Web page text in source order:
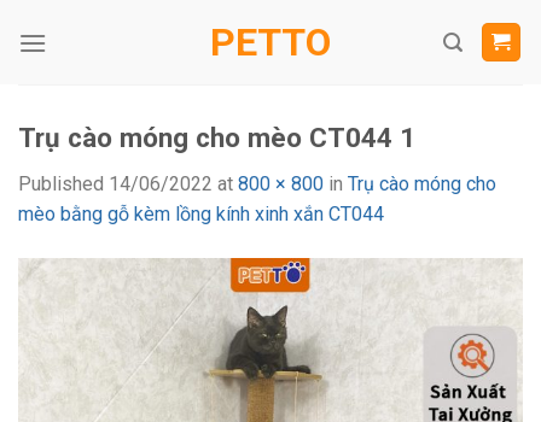
PETTO
Trụ cào móng cho mèo CT044 1
Published 14/06/2022 at 800 × 800 in Trụ cào móng cho
mèo bằng gỗ kèm lồng kính xinh xắn CT044